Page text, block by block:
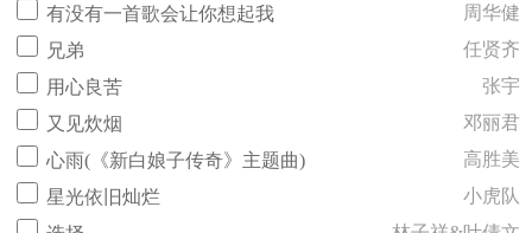
有没有一首歌会让你想起我
周华健
兄弟
任贤齐
用心良苦
张宇
又见炊烟
邓丽君
心雨(《新白娘子传奇》主题曲)
高胜美
星光依旧灿烂
小虎队